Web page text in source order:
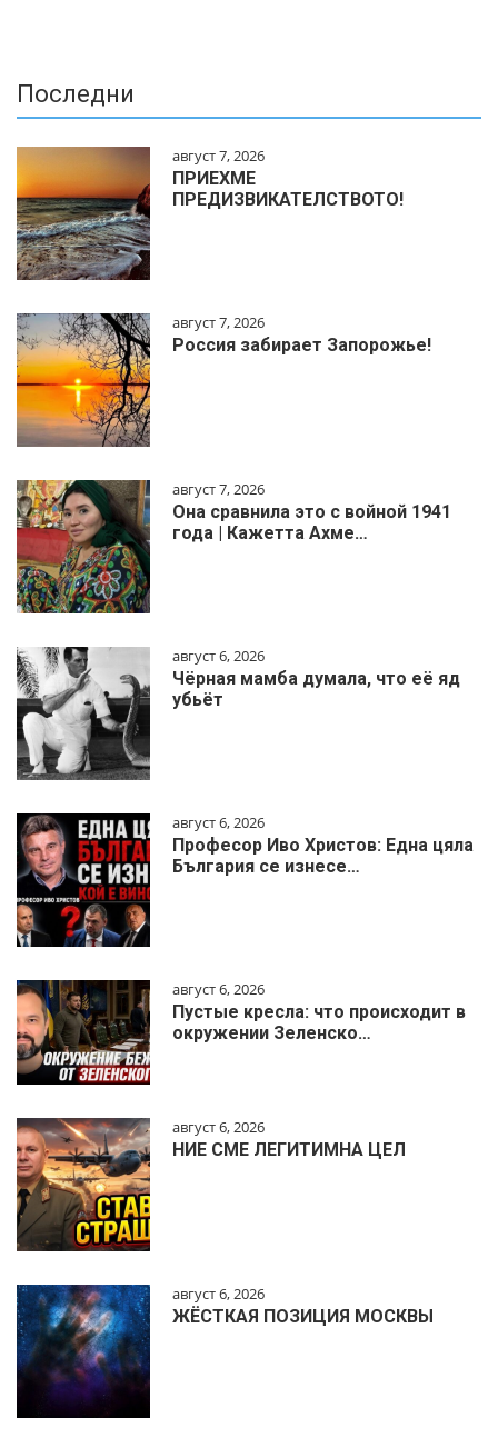
Последни
август 7, 2026
ПРИЕХМЕ
ПРЕДИЗВИКАТЕЛСТВОТО!
август 7, 2026
Россия забирает Запорожье!
август 7, 2026
Она сравнила это с войной 1941
года | Кажетта Ахме…
август 6, 2026
Чёрная мамба думала, что её яд
убьёт
август 6, 2026
Професор Иво Христов: Една цяла
България се изнесе…
август 6, 2026
Пустые кресла: что происходит в
окружении Зеленско…
август 6, 2026
НИЕ СМЕ ЛЕГИТИМНА ЦЕЛ
август 6, 2026
ЖЁСТКАЯ ПОЗИЦИЯ МОСКВЫ